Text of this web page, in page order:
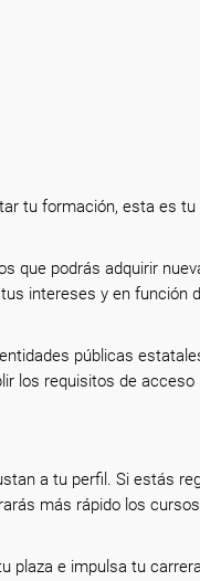
tu formación, esta es tu
que podrás adquirir
intereses y en función
públicas
los requisitos de acceso
a tu perfil. Si estás
más rápido los
plaza e impulsa tu carrera